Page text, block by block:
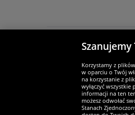
Partnerzy i
Widerruf
Korzystamy z
w oparciu o Twój
na korzystanie z
wyłączyć
informacji na ten
możesz odwołać
Stanach